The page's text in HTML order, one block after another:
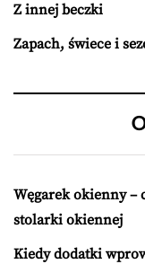
Z innej beczki
Zapach, świece i
Węgarek okienny –
stolarki okiennej
Kiedy dodatki